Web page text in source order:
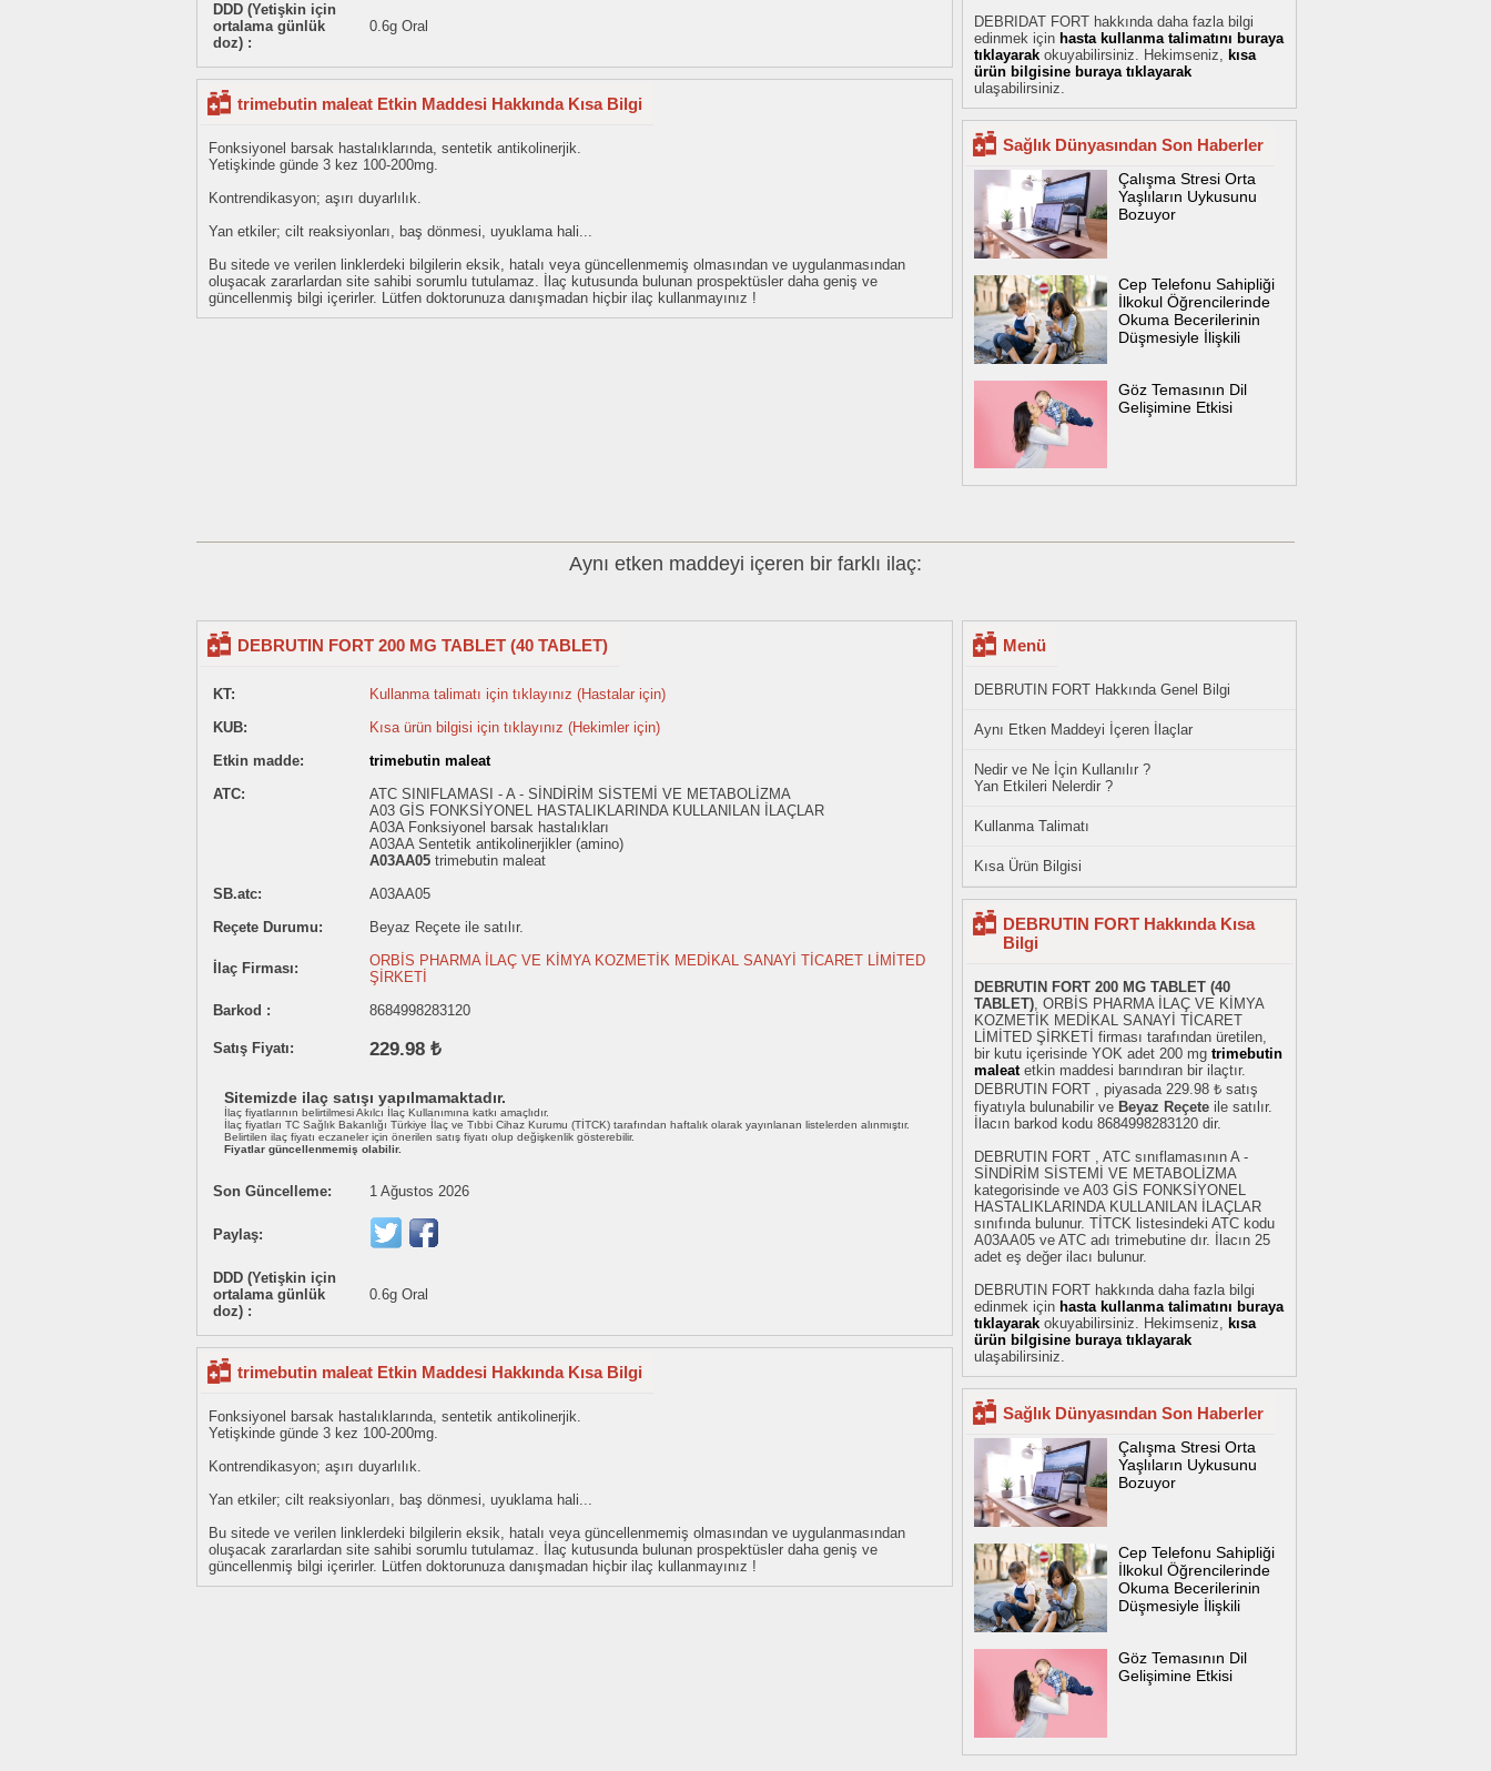
DDD (Yetişkin için
ortalama günlük
doz) :
0.6g Oral
trimebutin maleat Etkin Maddesi Hakkında Kısa Bilgi
Fonksiyonel barsak hastalıklarında, sentetik antikolinerjik.
Yetişkinde günde 3 kez 100-200mg.
Kontrendikasyon; aşırı duyarlılık.
Yan etkiler; cilt reaksiyonları, baş dönmesi, uyuklama hali...
Bu sitede ve verilen linklerdeki bilgilerin eksik, hatalı veya güncellenmemiş olmasından ve uygulanmasından
oluşacak zararlardan site sahibi sorumlu tutulamaz. İlaç kutusunda bulunan prospektüsler daha geniş ve
güncellenmiş bilgi içerirler. Lütfen doktorunuza danışmadan hiçbir ilaç kullanmayınız !
DEBRIDAT FORT hakkında daha fazla bilgi
edinmek için hasta kullanma talimatını buraya
tıklayarak okuyabilirsiniz. Hekimseniz, kısa
ürün bilgisine buraya tıklayarak
ulaşabilirsiniz.
Sağlık Dünyasından Son Haberler
Çalışma Stresi Orta
Yaşlıların Uykusunu
Bozuyor
Cep Telefonu Sahipliği
İlkokul Öğrencilerinde
Okuma Becerilerinin
Düşmesiyle İlişkili
Göz Temasının Dil
Gelişimine Etkisi
Aynı etken maddeyi içeren bir farklı ilaç:
DEBRUTIN FORT 200 MG TABLET (40 TABLET)
KT:
Kullanma talimatı için tıklayınız (Hastalar için)
KUB:
Kısa ürün bilgisi için tıklayınız (Hekimler için)
Etkin madde:
trimebutin maleat
ATC:
ATC SINIFLAMASI - A - SİNDİRİM SİSTEMİ VE METABOLİZMA
A03 GİS FONKSİYONEL HASTALIKLARINDA KULLANILAN İLAÇLAR
A03A Fonksiyonel barsak hastalıkları
A03AA Sentetik antikolinerjikler (amino)
A03AA05 trimebutin maleat
SB.atc:
A03AA05
Reçete Durumu:
Beyaz Reçete ile satılır.
İlaç Firması:
ORBİS PHARMA İLAÇ VE KİMYA KOZMETİK MEDİKAL SANAYİ TİCARET LİMİTED
ŞİRKETİ
Barkod :
8684998283120
Satış Fiyatı: 229.98 ₺
Sitemizde ilaç satışı yapılmamaktadır.
İlaç fiyatlarının belirtilmesi Akılcı İlaç Kullanımına katkı amaçlıdır.
İlaç fiyatları TC Sağlık Bakanlığı Türkiye İlaç ve Tıbbi Cihaz Kurumu (TİTCK) tarafından haftalık olarak yayınlanan listelerden alınmıştır.
Belirtilen ilaç fiyatı eczaneler için önerilen satış fiyatı olup değişkenlik gösterebilir.
Fiyatlar güncellenmemiş olabilir.
Son Güncelleme: 1 Ağustos 2026
Paylaş:
DDD (Yetişkin için
ortalama günlük
doz) :
0.6g Oral
trimebutin maleat Etkin Maddesi Hakkında Kısa Bilgi
Fonksiyonel barsak hastalıklarında, sentetik antikolinerjik.
Yetişkinde günde 3 kez 100-200mg.
Kontrendikasyon; aşırı duyarlılık.
Yan etkiler; cilt reaksiyonları, baş dönmesi, uyuklama hali...
Bu sitede ve verilen linklerdeki bilgilerin eksik, hatalı veya güncellenmemiş olmasından ve uygulanmasından
oluşacak zararlardan site sahibi sorumlu tutulamaz. İlaç kutusunda bulunan prospektüsler daha geniş ve
güncellenmiş bilgi içerirler. Lütfen doktorunuza danışmadan hiçbir ilaç kullanmayınız !
Menü
DEBRUTIN FORT Hakkında Genel Bilgi
Aynı Etken Maddeyi İçeren İlaçlar
Nedir ve Ne İçin Kullanılır ?
Yan Etkileri Nelerdir ?
Kullanma Talimatı
Kısa Ürün Bilgisi
DEBRUTIN FORT Hakkında Kısa
Bilgi
DEBRUTIN FORT 200 MG TABLET (40
TABLET), ORBİS PHARMA İLAÇ VE KİMYA
KOZMETİK MEDİKAL SANAYİ TİCARET
LİMİTED ŞİRKETİ firması tarafından üretilen,
bir kutu içerisinde YOK adet 200 mg trimebutin
maleatetkin maddesi barındıran bir ilaçtır.
DEBRUTIN FORT , piyasada 229.98 ₺ satış
fiyatıyla bulunabilir ve Beyaz Reçete ile satılır.
İlacın barkod kodu 8684998283120 dir.
DEBRUTIN FORT , ATC sınıflamasının A -
SİNDİRİM SİSTEMİ VE METABOLİZMA
kategorisinde ve A03 GİS FONKSİYONEL
HASTALIKLARINDA KULLANILAN İLAÇLAR
sınıfında bulunur. TİTCK listesindeki ATC kodu
A03AA05 ve ATC adı trimebutine dır. İlacın 25
adet eş değer ilacı bulunur.
DEBRUTIN FORT hakkında daha fazla bilgi
edinmek için hasta kullanma talimatını buraya
tıklayarak okuyabilirsiniz. Hekimseniz, kısa
ürün bilgisine buraya tıklayarak
ulaşabilirsiniz.
Sağlık Dünyasından Son Haberler
Çalışma Stresi Orta
Yaşlıların Uykusunu
Bozuyor
Cep Telefonu Sahipliği
İlkokul Öğrencilerinde
Okuma Becerilerinin
Düşmesiyle İlişkili
Göz Temasının Dil
Gelişimine Etkisi